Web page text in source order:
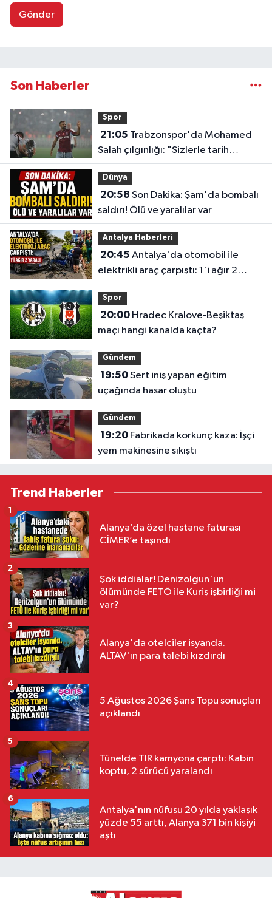
Gönder
Son Haberler
Spor
21:05
Salah çılgınlığı: "Sizlerle tarih
yazmak istiyorum"
Dünya
20:58
saldırı! Ölü ve yaralılar var
Antalya Haberleri
20:45
elektrikli araç çarpıştı: 1'i ağır 2
yaralı
Spor
20:00Hradec Kralove-Beşiktaş
maçı hangi kanalda kaçta?
Gündem
19:50Sert iniş yapan eğitim
uçağında hasar oluştu
Gündem
19:20Fabrikada korkunç kaza: İşçi
yem makinesine sıkıştı
Trend Haberler
Alanya’da özel hastane faturası
CİMER’e taşındı
1
Şok iddialar! Denizolgun'un
ölümünde FETÖ ile Kuriş işbirliği mi
var?
2
Alanya'da otelciler isyanda.
ALTAV'ın para talebi kızdırdı
3
5 Ağustos 2026 Şans Topu sonuçları
açıklandı
4
Tünelde TIR kamyona çarptı: Kabin
koptu, 2 sürücü yaralandı
5
Antalya'nın nüfusu 20 yılda yaklaşık
yüzde 55 arttı, Alanya 371 bin kişiyi
aştı
6